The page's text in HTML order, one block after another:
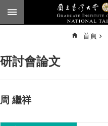
跳到主要內容區塊
臺
頁
首頁
研討會論文
周 繼祥